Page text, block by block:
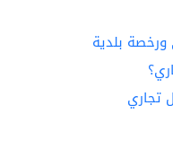
بلدية
تجاري